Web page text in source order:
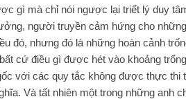
gì mà chỉ nói ngược lại triết lý duy
người truyền cảm hứng cho
đó, nhưng đó là những hoàn cảnh
cứ điều gì được hét vào khoảng
với các quy tắc không được thực thi
Và tất nhiên một trong những anh